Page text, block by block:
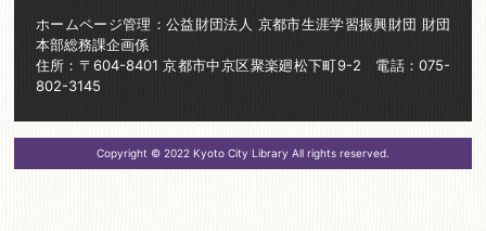
ホームページ管理：公益財団法人 京都市生涯学習振興財団 財団
本部総務課企画係
住所：〒604-8401 京都市中京区聚楽廻松下町9-2 電話：075-
802-3145
Copyright © 2022 Kyoto City Library All rights reserved.